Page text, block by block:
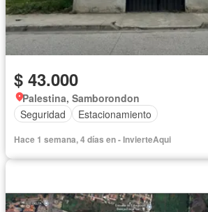
$ 43.000
Palestina, Samborondon
Seguridad
Estacionamiento
Hace 1 semana, 4 días en - InvierteAqui